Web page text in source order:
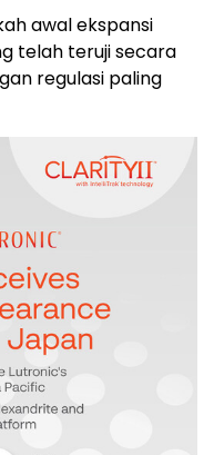
awal ekspansi
telah teruji secara
regulasi paling